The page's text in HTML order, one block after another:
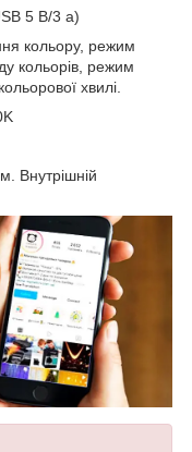
5 В/3 а)
кольору, режим
кольорів, режим
хвилі.
Внутрішній